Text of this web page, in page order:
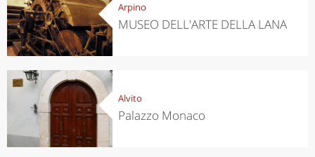
Arpino
MUSEO DELL'ARTE DELLA LANA
Alvito
Palazzo Monaco